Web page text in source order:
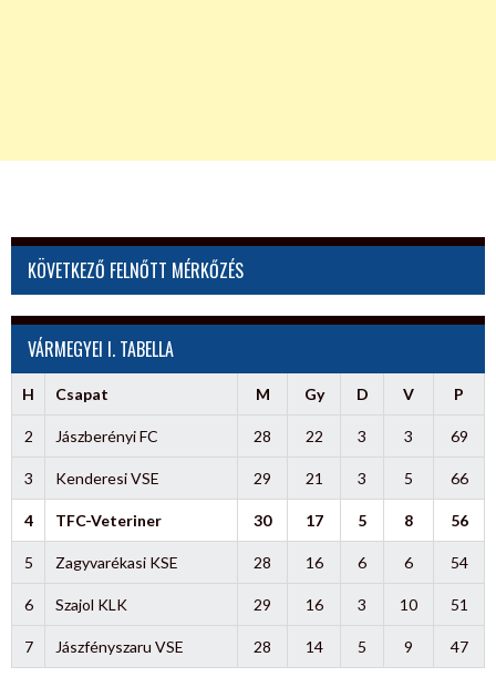
KÖVETKEZŐ FELNŐTT MÉRKŐZÉS
VÁRMEGYEI I. TABELLA
H Csapat M Gy D V P
2 Jászberényi FC 28 22 3 3 69
3 Kenderesi VSE 29 21 3 5 66
4 TFC-Veteriner 30 17 5 8 56
5 Zagyvarékasi KSE 28 16 6 6 54
6 Szajol KLK 29 16 3 10 51
7 Jászfényszaru VSE 28 14 5 9 47